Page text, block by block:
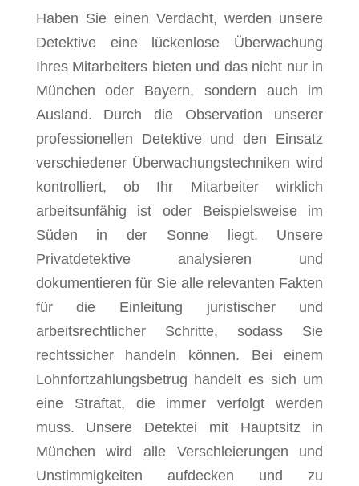
Haben Sie einen Verdacht, werden unsere
Detektive eine lückenlose Überwachung
Ihres Mitarbeiters bieten und das nicht nur in
München oder Bayern, sondern auch im
Ausland. Durch die Observation unserer
professionellen Detektive und den Einsatz
verschiedener Überwachungstechniken wird
kontrolliert, ob Ihr Mitarbeiter wirklich
arbeitsunfähig ist oder Beispielsweise im
Süden in der Sonne liegt. Unsere
Privatdetektive analysieren und
dokumentieren für Sie alle relevanten Fakten
für die Einleitung juristischer und
arbeitsrechtlicher Schritte, sodass Sie
rechtssicher handeln können. Bei einem
Lohnfortzahlungsbetrug handelt es sich um
eine Straftat, die immer verfolgt werden
muss. Unsere Detektei mit Hauptsitz in
München wird alle Verschleierungen und
Unstimmigkeiten aufdecken und zu